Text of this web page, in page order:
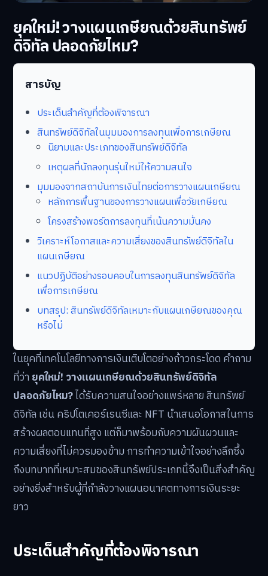
ยุคใหม่! วางแผนเกษียณด้วยสินทรัพย์
ดิจิทัล ปลอดภัยไหม?
สารบัญ
ประเด็นสำคัญที่ต้องพิจารณา
สินทรัพย์ดิจิทัลในมุมมองการลงทุนเพื่อการเกษียณ
นิยามและประเภทของสินทรัพย์ดิจิทัล
เหตุผลที่นักลงทุนรุ่นใหม่ให้ความสนใจ
มุมมองจากสถาบันการเงินไทยต่อการวางแผนเกษียณ
หลักการพื้นฐานของการวางแผนเพื่อวัยเกษียณ
โครงสร้างพอร์ตการลงทุนที่เน้นความมั่นคง
วิเคราะห์โอกาสและความเสี่ยงของสินทรัพย์ดิจิทัลใน
แผนเกษียณ
แนวปฏิบัติอย่างรอบคอบในการลงทุนสินทรัพย์ดิจิทัล
เพื่อการเกษียณ
บทสรุป: สินทรัพย์ดิจิทัลเหมาะกับแผนเกษียณของคุณ
หรือไม่
ในยุคที่เทคโนโลยีทางการเงินเติบโตอย่างก้าวกระโดด คำถาม
ที่ว่า ยุคใหม่! วางแผนเกษียณด้วยสินทรัพย์ดิจิทัล
ปลอดภัยไหม?ได้รับความสนใจอย่างแพร่หลาย สินทรัพย์
ดิจิทัล เช่น คริปโตเคอร์เรนซีและ NFT นำเสนอโอกาสในการ
สร้างผลตอบแทนที่สูง แต่ก็มาพร้อมกับความผันผวนและ
ความเสี่ยงที่ไม่ควรมองข้าม การทำความเข้าใจอย่างลึกซึ้ง
ถึงบทบาทที่เหมาะสมของสินทรัพย์ประเภทนี้จึงเป็นสิ่งสำคัญ
อย่างยิ่งสำหรับผู้ที่กำลังวางแผนอนาคตทางการเงินระยะ
ยาว
ประเด็นสำคัญที่ต้องพิจารณา